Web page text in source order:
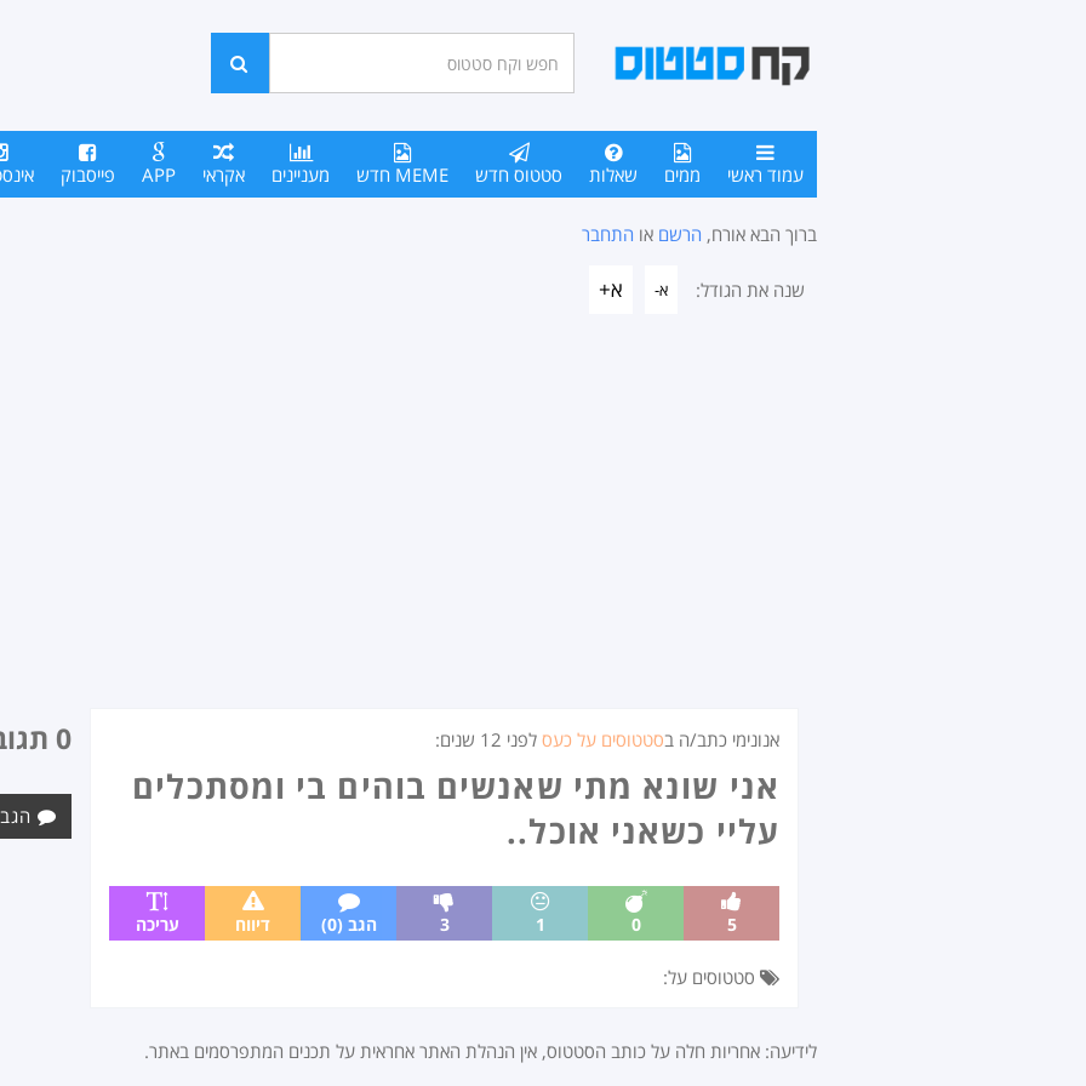
סטטוסים
חפש
עמוד ראשי ממים שאלות סטטוס חדש MEME חדש מעניינים אקראי APP פייסבוק
ברוך הבא אורח, הרשם או התחבר
שנה את הגודל: א- א+
אנונימי כתב/ה בסטטוסים על כעס לפני 12 שנים :
אני שונא מתי שאנשים בוהים בי ומסתכלים
עליי כשאני אוכל..
5
0
1
3 הגב (0) דיווח עריכה
סטטוסים על:
0 תגובות
לידיעה: אחריות חלה על כותב הסטטוס, אין הנהלת האתר אחראית על תכנים המתפרסמים באתר.